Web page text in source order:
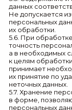
данных
Не допускается
персональных
их обработки.
5.6. При
точность
а в необходимых
к целям
принимает
их принятие по
неточных данных.
5.7. Хранение
в форме,
персональных